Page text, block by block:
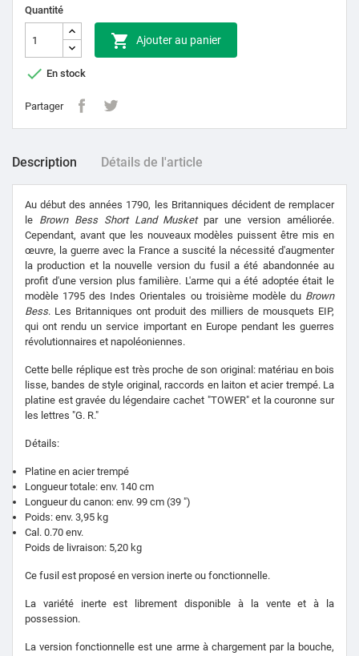
Quantité
 Ajouter au panier
 En stock
Partager
Description Détails de l'article
Au début des années 1790, les Britanniques décident de remplacer
le Brown Bess Short Land Musketpar une version améliorée.
Cependant, avant que les nouveaux modèles puissent être mis en
œuvre, la guerre avec la France a suscité la nécessité d'augmenter
la production et la nouvelle version du fusil a été abandonnée au
profit d'une version plus familière. L'arme qui a été adoptée était le
modèle 1795 des Indes Orientales ou troisième modèle du Brown
Bess. Les Britanniques ont produit des milliers de mousquets EIP,
qui ont rendu un service important en Europe pendant les guerres
révolutionnaires et napoléoniennes.
Cette belle réplique est très proche de son original: matériau en bois
lisse, bandes de style original, raccords en laiton et acier trempé. La
platine est gravée du légendaire cachet "TOWER" et la couronne sur
les lettres "G. R."
Détails:
Platine en acier trempé
Longueur totale: env. 140 cm
Longueur du canon: env. 99 cm (39 ")
Poids: env. 3,95 kg
Cal. 0.70 env.
Poids de livraison: 5,20 kg
Ce fusil est proposé en version inerte ou fonctionnelle.
La variété inerte est librement disponible à la vente et à la
possession.
La version fonctionnelle est une arme à chargement par la bouche,